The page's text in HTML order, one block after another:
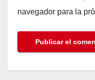
navegador para la